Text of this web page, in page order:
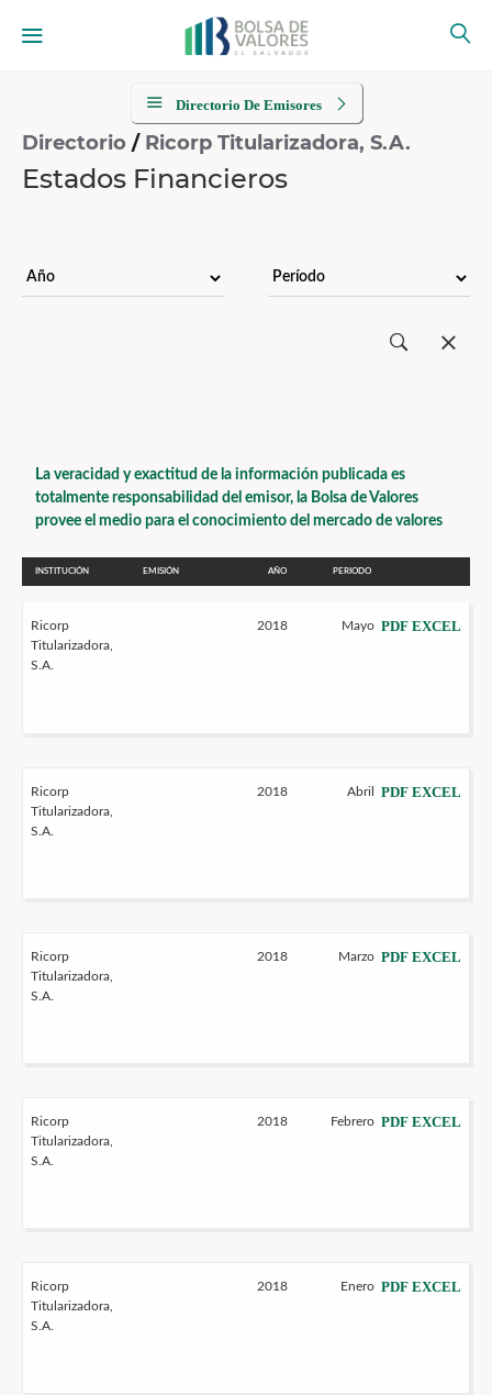
Directorio De Emisores
Directorio / Ricorp Titularizadora, S.A.
Estados Financieros
La veracidad y exactitud de la información publicada es
totalmente responsabilidad del emisor, la Bolsa de Valores
provee el medio para el conocimiento del mercado de valores
INSTITUCIÓN EMISIÓN AÑO PERIODO
Ricorp
Titularizadora,
S.A.
2018 Mayo PDF EXCEL
Ricorp
Titularizadora,
S.A.
2018 Abril PDF EXCEL
Ricorp
Titularizadora,
S.A.
2018 Marzo PDF EXCEL
Ricorp
Titularizadora,
S.A.
2018 Febrero PDF EXCEL
Ricorp
Titularizadora,
S.A.
2018 Enero PDF EXCEL